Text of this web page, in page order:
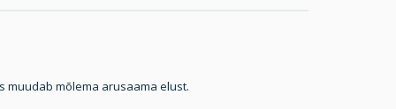
muudab mõlema arusaama elust.